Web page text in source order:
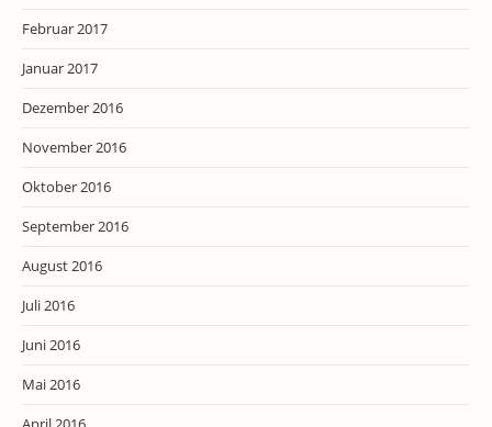
Februar 2017
Januar 2017
Dezember 2016
November 2016
Oktober 2016
September 2016
August 2016
Juli 2016
Juni 2016
Mai 2016